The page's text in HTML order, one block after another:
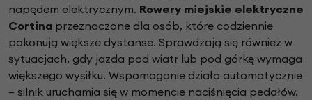
napędem elektrycznym. Rowery miejskie elektryczne
Cortina przeznaczone dla osób, które codziennie
pokonują większe dystanse. Sprawdzają się również w
sytuacjach, gdy jazda pod wiatr lub pod górkę wymaga
większego wysiłku. Wspomaganie działa automatycznie
– silnik uruchamia się w momencie naciśnięcia pedałów.